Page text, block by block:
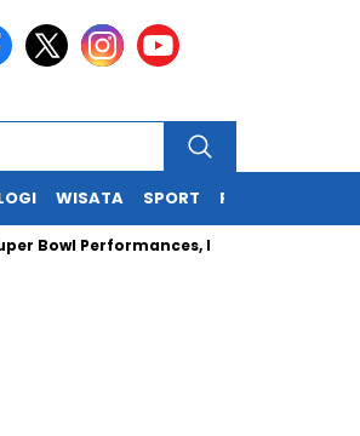
WISATA SPORT REDAKSI
Performances, New Albums, Rising